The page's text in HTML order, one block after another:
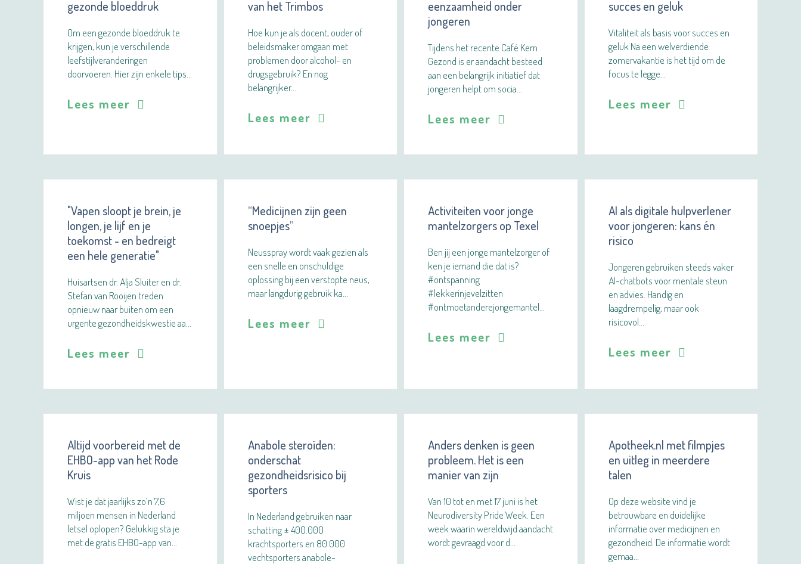
gezonde bloeddruk
Om een gezonde bloeddruk te
krijgen, kun je verschillende
leefstijlveranderingen
doorvoeren. Hier zijn enkele tips…
Lees meer
van het Trimbos
Hoe kun je als docent, ouder of
beleidsmaker omgaan met
problemen door alcohol- en
drugsgebruik? En nog
belangrijker…
Lees meer
eenzaamheid onder
jongeren
Tijdens het recente Café Kern
Gezond is er aandacht besteed
aan een belangrijk initiatief dat
jongeren helpt om socia…
Lees meer
succes en geluk
Vitaliteit als basis voor succes en
geluk Na een welverdiende
zomervakantie is het tijd om de
focus te legge…
Lees meer
"Vapen sloopt je brein, je
longen, je lijf en je
toekomst - en bedreigt
een hele generatie"
Huisartsen dr. Alja Sluiter en dr.
Stefan van Rooijen treden
opnieuw naar buiten om een
urgente gezondheidskwestie aa…
Lees meer
“Medicijnen zijn geen
snoepjes”
Neusspray wordt vaak gezien als
een snelle en onschuldige
oplossing bij een verstopte neus,
maar langdurig gebruik ka…
Lees meer
Activiteiten voor jonge
mantelzorgers op Texel
Ben jij een jonge mantelzorger of
ken je iemand die dat is?
#ontspanning
#lekkerinjevelzitten
#ontmoetanderejongemantel…
Lees meer
AI als digitale hulpverlener
voor jongeren: kans én
risico
Jongeren gebruiken steeds vaker
AI-chatbots voor mentale steun
en advies. Handig en
laagdrempelig, maar ook
risicovol…
Lees meer
Altijd voorbereid met de
EHBO-app van het Rode
Kruis
Wist je dat jaarlijks zo’n 7,6
miljoen mensen in Nederland
letsel oplopen? Gelukkig sta je
met de gratis EHBO-app van…
Anabole steroïden:
onderschat
gezondheidsrisico bij
sporters
In Nederland gebruiken naar
schatting ± 400.000
krachtsporters en 80.000
vechtsporters anabole-
Anders denken is geen
probleem. Het is een
manier van zijn
Van 10 tot en met 17 juni is het
Neurodiversity Pride Week. Een
week waarin wereldwijd aandacht
wordt gevraagd voor d…
Apotheek.nl met filmpjes
en uitleg in meerdere
talen
Op deze website vind je
betrouwbare en duidelijke
informatie over medicijnen en
gezondheid. De informatie wordt
gemaa…